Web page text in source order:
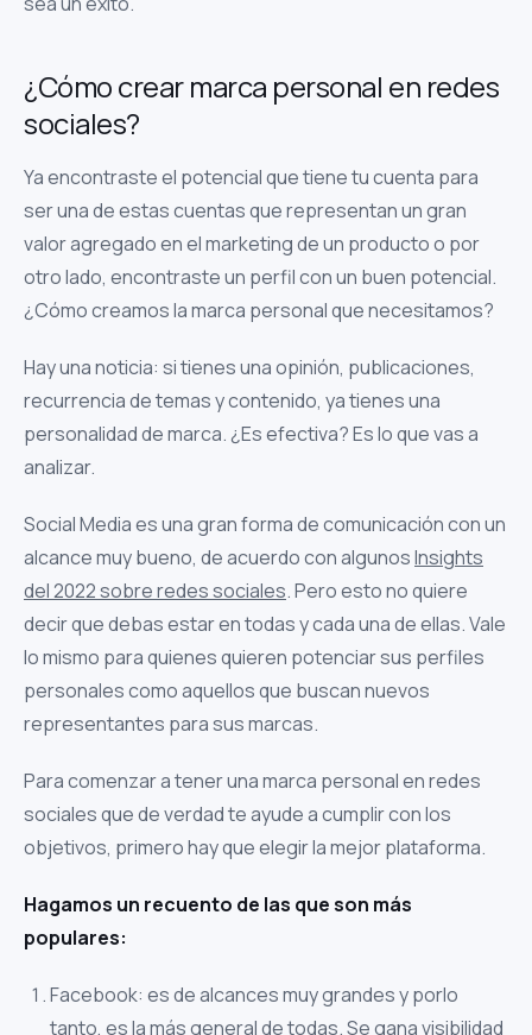
¿Cómo crear marca personal en redes
sociales?
Ya encontraste el potencial que tiene tu cuenta para
ser una de estas cuentas que representan un gran
valor agregado en el marketing de un producto o por
otro lado, encontraste un perfil con un buen potencial.
¿Cómo creamos la marca personal que necesitamos?
Hay una noticia: si tienes una opinión, publicaciones,
recurrencia de temas y contenido, ya tienes una
personalidad de marca. ¿Es efectiva? Es lo que vas a
analizar.
Social Media es una gran forma de comunicación con un
alcance muy bueno, de acuerdo con algunosInsights
del 2022 sobre redes sociales. Pero esto no quiere
decir que debas estar en todas y cada una de ellas. Vale
lo mismo para quienes quieren potenciar sus perfiles
personales como aquellos que buscan nuevos
representantes para sus marcas.
Para comenzar a tener una marca personal en redes
sociales que de verdad te ayude a cumplir con los
objetivos, primero hay que elegir la mejor plataforma.
Hagamos un recuento de las que son más
populares:
Facebook: es de alcances muy grandes y porlo
tanto, es la más general de todas. Se gana visibilidad